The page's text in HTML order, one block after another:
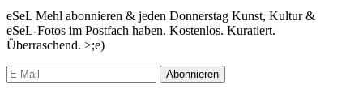
eSeL Mehl abonnieren & jeden Donnerstag Kunst, Kultur &
eSeL-Fotos im Postfach haben. Kostenlos. Kuratiert.
Überraschend. >;e)
Abonnieren